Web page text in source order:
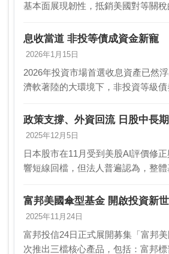
基本面展現韌性，抵銷美國對等關
年，隨著AI效應外溢到各產業，企業
息收當道 非投等債成資金新寵
2026年1月15日
2026年投資市場首選收息資產已然
濟軟著陸的大環境下，非投資等級
降息循環啟動，非投等債的「收益價
顯，…
政策支撐、外資回流 日股中長
2025年12月5日
日本股市在11月受到美股AI評價修
響短線回檔，但法人普遍認為，整
改善、外資穩健流入，加上AI、半導
投…
富邦美國傘型基金 開啟投資新
2025年11月24日
富邦投信24日正式展開募集「富邦
次推出三檔核心產品，包括：富邦